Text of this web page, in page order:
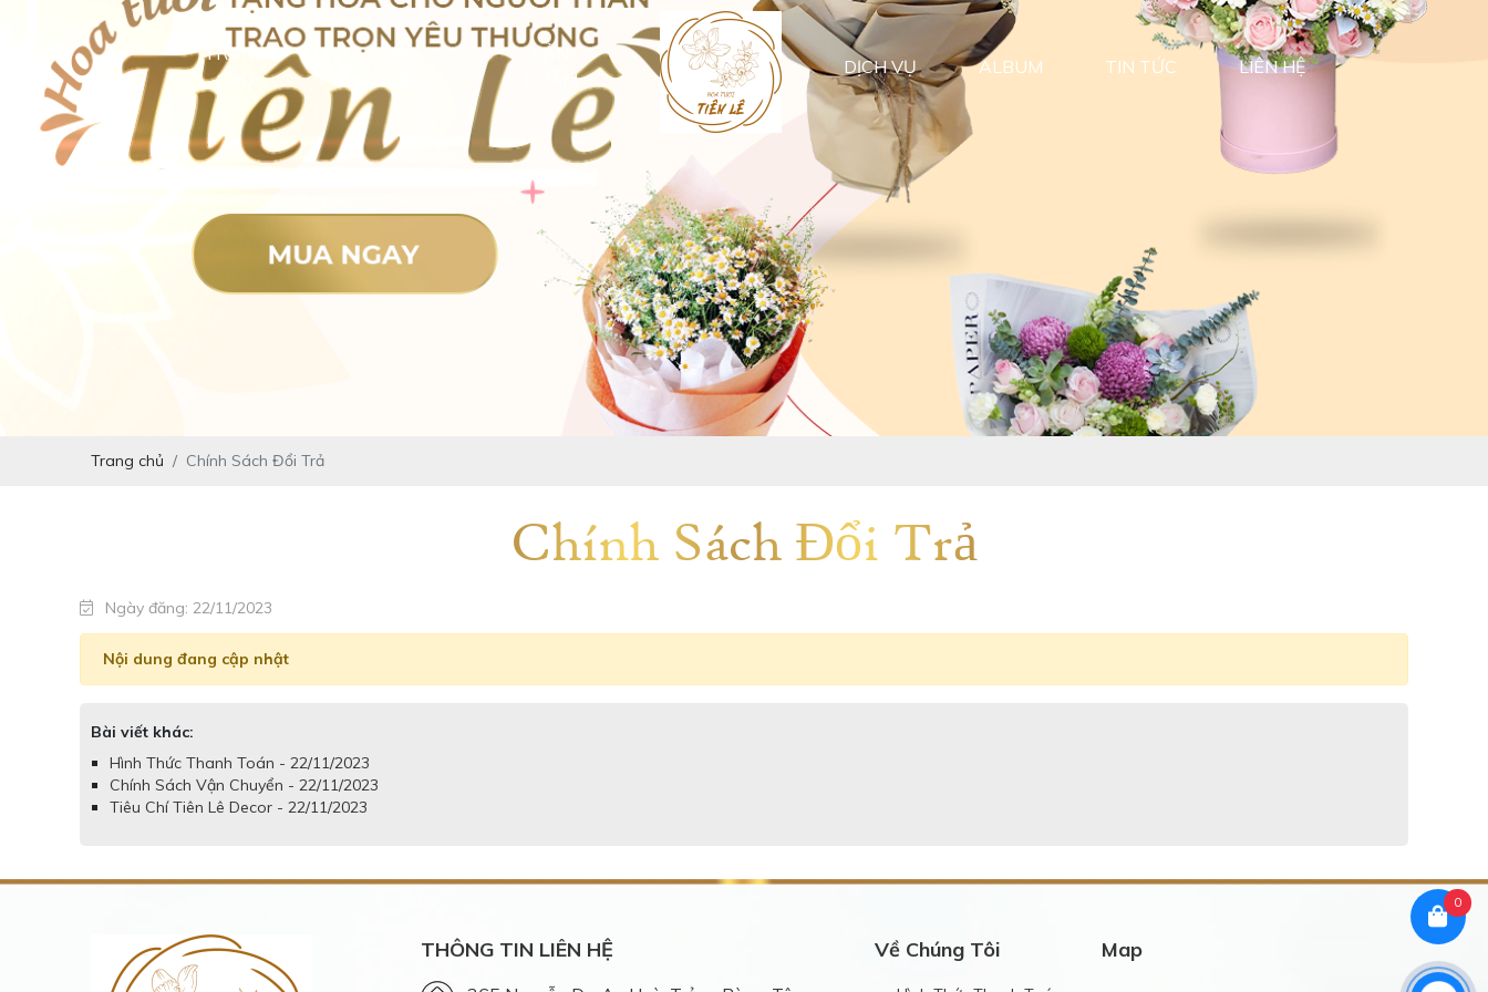
TRANG
CHỦ
GIỚI
SẢN
PHẨM
DỊCH VỤ ALBUM TIN TỨC LIÊN HỆ
Trang chủ Chính Sách Đổi Trả
Chính Sách Đổi Trả
Ngày đăng: 22/11/2023
Nội dung đang cập nhật
Bài viết khác:
Hình Thức Thanh Toán - 22/11/2023
Chính Sách Vận Chuyển - 22/11/2023
Tiêu Chí Tiên Lê Decor - 22/11/2023
THÔNG TIN LIÊN HỆ Về Chúng Tôi Map
0